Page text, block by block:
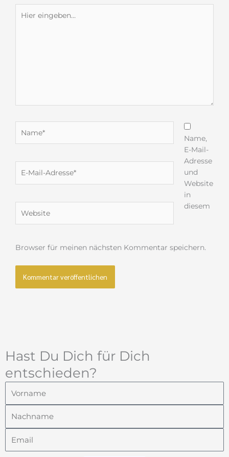
eingeben…
Mail-
Name,
E-Mail-
Adresse
und
Website
in
diesem
Browser für meinen nächsten Kommentar speichern.
Hast Du Dich für Dich
entschieden?